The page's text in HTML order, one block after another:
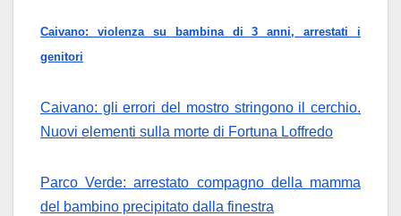
Caivano: violenza su bambina di 3 anni, arrestati i
genitori
Caivano: gli errori del mostro stringono il cerchio.
Nuovi elementi sulla morte di Fortuna Loffredo
Parco Verde: arrestato compagno della mamma
del bambino precipitato dalla finestra